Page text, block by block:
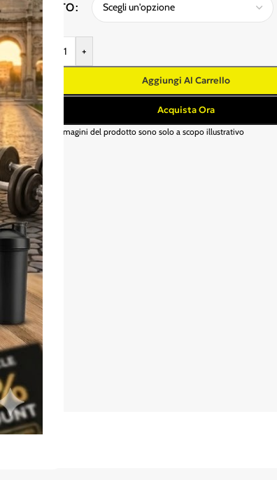
GUSTO
+
Aggiungi Al Carrello
Acquista Ora
* Le immagini del prodotto sono solo a scopo illustrativo